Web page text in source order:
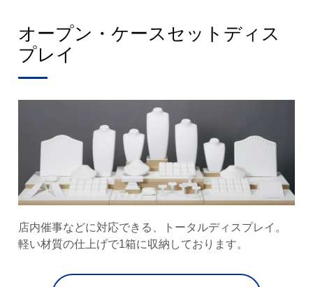
オープン・ケースセットディス
プレイ
店内催事などに対応できる、トータルディスプレイ。
軽い材質の仕上げで1箱に収納しております。